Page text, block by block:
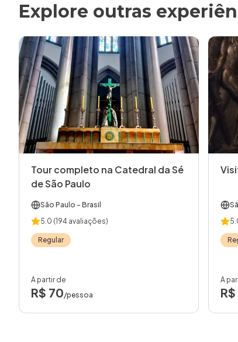
Explore outras
Tour completo na Catedral da Sé
de São Paulo
São Paulo - Brasil
5.0 (194 avaliações)
Regular
A partir de
R$ 70/pessoa
A